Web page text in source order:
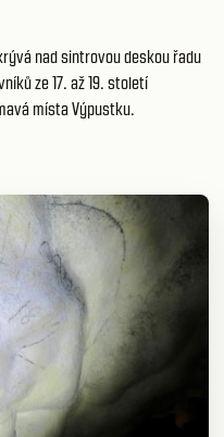
nad sintrovou deskou řadu
ze 17. až 19. století
místa Výpustku.